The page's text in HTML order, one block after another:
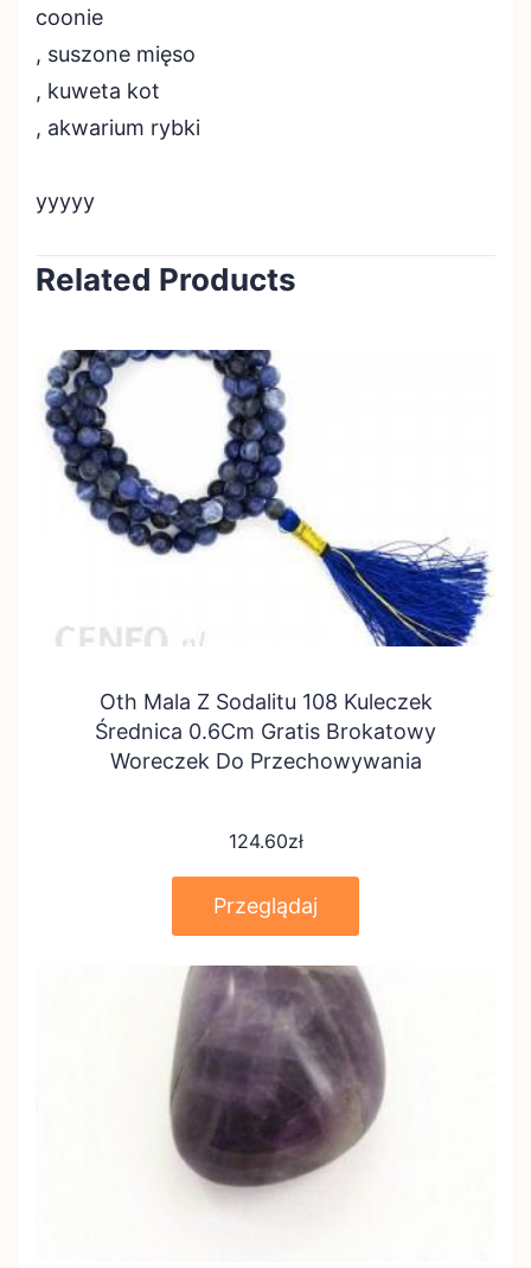
coonie
, suszone mięso
, kuweta kot
, akwarium rybki
yyyyy
Related Products
Oth Mala Z Sodalitu 108 Kuleczek
Średnica 0.6Cm Gratis Brokatowy
Woreczek Do Przechowywania
124.60zł
Przeglądaj